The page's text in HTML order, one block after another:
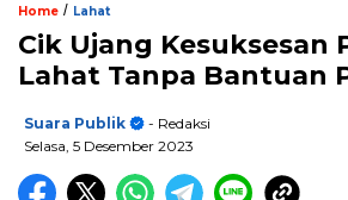
Home / Lahat
Cik Ujang Kesuksesan
Lahat Tanpa Bantuan
Suara Publik
- Redaksi
Selasa, 5 Desember 2023